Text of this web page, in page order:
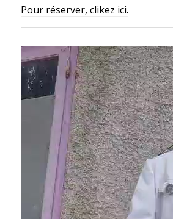
Pour réserver, clikez ici.